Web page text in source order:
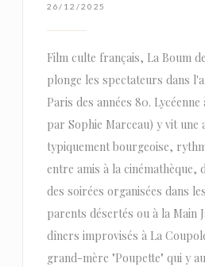
26/12/2025
Film culte français, La Boum
plonge les spectateurs dans
Paris des années 80.
par Sophie Marceau) y vit une
typiquement bourgeoise,
entre amis à la cinémathèque,
des soirées organisées dans
parents désertés ou à la Main
dîners improvisés à La
grand-mère "Poupette" qui y